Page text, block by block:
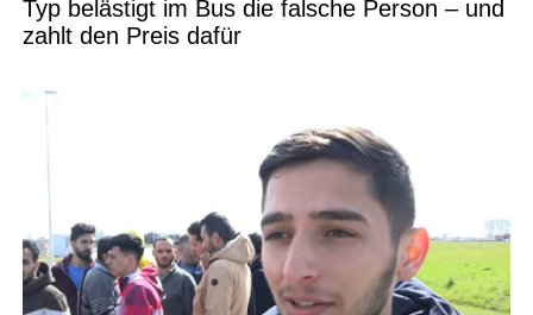
Typ belästigt im Bus die falsche Person – und
zahlt den Preis dafür